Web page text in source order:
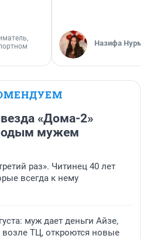
Назифа
«Дома-2»
мужем
раз». Читинец 40 лет
всегда к нему
муж дает деньги Айзе,
возле ТЦ, откроются новые